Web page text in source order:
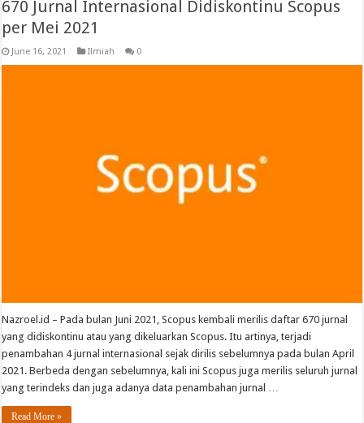
670 Jurnal Internasional Didiskontinu Scopus
per Mei 2021
June 16, 2021 Ilmiah 0
Nazroel.id – Pada bulan Juni 2021, Scopus kembali merilis daftar 670 jurnal
yang didiskontinu atau yang dikeluarkan Scopus. Itu artinya, terjadi
penambahan 4 jurnal internasional sejak dirilis sebelumnya pada bulan April
2021. Berbeda dengan sebelumnya, kali ini Scopus juga merilis seluruh jurnal
yang terindeks dan juga adanya data penambahan jurnal …
Read More »